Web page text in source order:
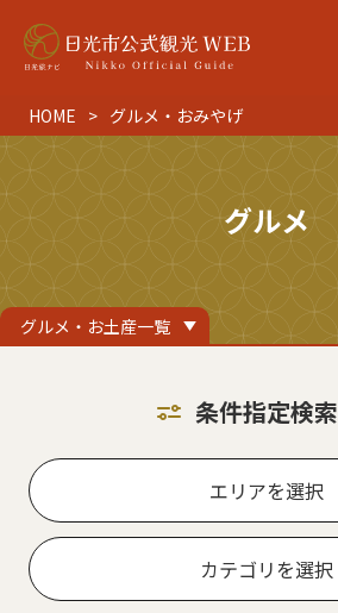
HOME グルメ・おみやげ
グルメ
グルメ・お土産一覧
条件指定検索
エリアを選択
カテゴリを選択